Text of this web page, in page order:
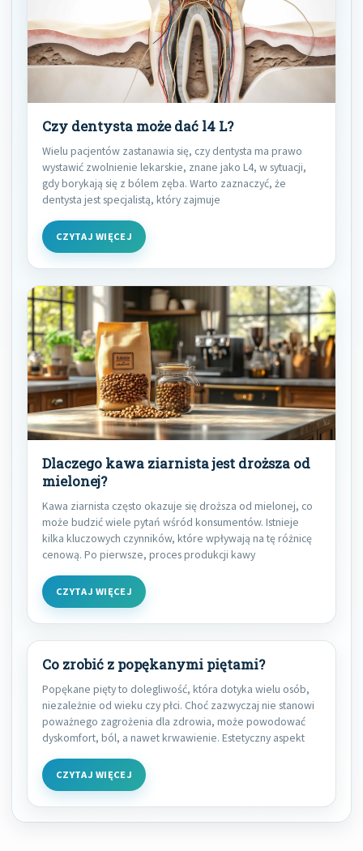
Czy dentysta może dać l4 L?
Wielu pacjentów zastanawia się, czy dentysta ma prawo
wystawić zwolnienie lekarskie, znane jako L4, w sytuacji,
gdy borykają się z bólem zęba. Warto zaznaczyć, że
dentysta jest specjalistą, który zajmuje
CZYTAJ WIĘCEJ
Dlaczego kawa ziarnista jest droższa od
mielonej?
Kawa ziarnista często okazuje się droższa od mielonej, co
może budzić wiele pytań wśród konsumentów. Istnieje
kilka kluczowych czynników, które wpływają na tę różnicę
cenową. Po pierwsze, proces produkcji kawy
CZYTAJ WIĘCEJ
Co zrobić z popękanymi piętami?
Popękane pięty to dolegliwość, która dotyka wielu osób,
niezależnie od wieku czy płci. Choć zazwyczaj nie stanowi
poważnego zagrożenia dla zdrowia, może powodować
dyskomfort, ból, a nawet krwawienie. Estetyczny aspekt
CZYTAJ WIĘCEJ